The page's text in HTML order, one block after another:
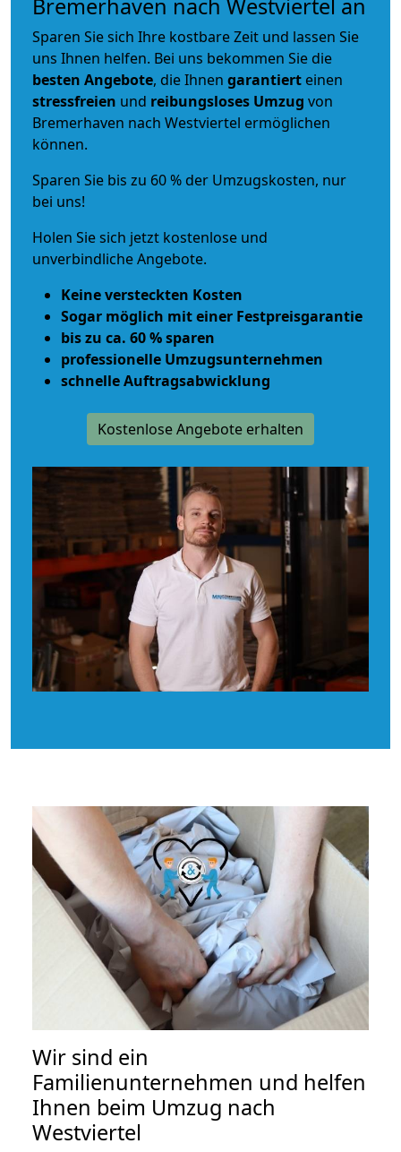
Bremerhaven nach Westviertel an
Sparen Sie sich Ihre kostbare Zeit und lassen Sie
uns Ihnen helfen. Bei uns bekommen Sie die
besten Angebote, die Ihnen garantiert einen
stressfreien und reibungsloses Umzug von
Bremerhaven nach Westviertel ermöglichen
können.
Sparen Sie bis zu 60 % der Umzugskosten, nur
bei uns!
Holen Sie sich jetzt kostenlose und
unverbindliche Angebote.
Keine versteckten Kosten
Sogar möglich mit einer Festpreisgarantie
bis zu ca. 60 % sparen
professionelle Umzugsunternehmen
schnelle Auftragsabwicklung
Kostenlose Angebote erhalten
Wir sind ein
Familienunternehmen und helfen
Ihnen beim Umzug nach
Westviertel